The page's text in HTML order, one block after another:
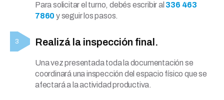
Para solicitar el turno, debés escribir al 336 463
7860 y seguir los pasos.
Realizá la inspección final.
Una vez presentada toda la documentación se
coordinará una inspección del espacio físico que se
afectará a la actividad productiva.